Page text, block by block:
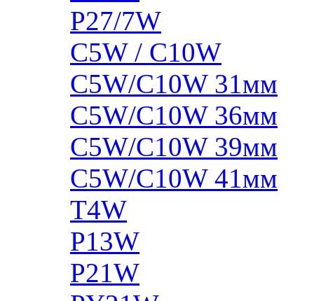
P27/7W
C5W / C10W
C5W/C10W 31мм
C5W/C10W 36мм
C5W/C10W 39мм
C5W/C10W 41мм
T4W
P13W
P21W